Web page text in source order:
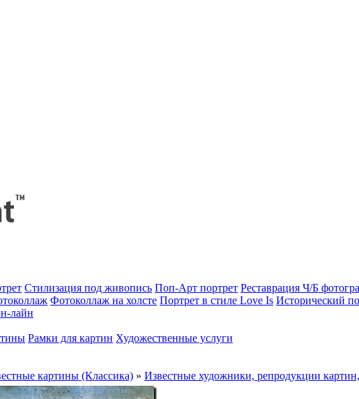
Стилизация под живопись Поп-Арт портрет Реставрация Ч/Б
Фотоколлаж на холсте Портрет в стиле Love Is Исторический
лайн
Рамки для картин Художественные услуги
картины (Классика) » Известные художники, репродукции